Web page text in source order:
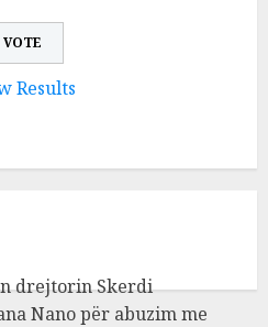
Results
drejtorin Skerdi
Nano për abuzim me